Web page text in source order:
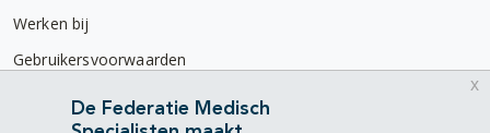
Werken bij
Gebruikersvoorwaarden
Privacyverklaring
De Federatie Medisch
x